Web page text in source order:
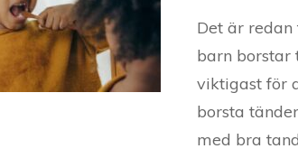
Det är
barn borstar
viktigast för
borsta
med bra